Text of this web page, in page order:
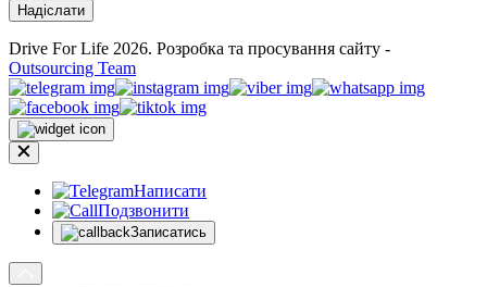
Drive For Life 2026. Розробка та просування сайту -
Outsourcing Team
Написати
Подзвонити
Записатись